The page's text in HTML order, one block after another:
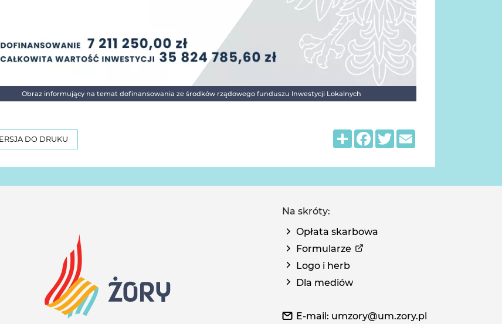
Obraz informujący na temat dofinansowania ze środków rządowego funduszu Inwestycji Lokalnych
DO DRUKU ShareFacebook
Twitter
Na skróty:
Opłata skarbowa
Formularze
Logo i herb
Dla mediów
E-mail: umzory@um.zory.pl